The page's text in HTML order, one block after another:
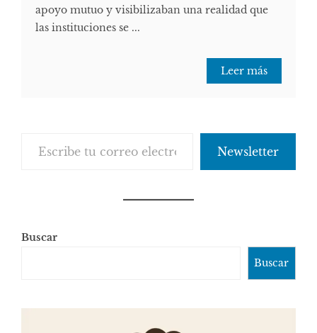
apoyo mutuo y visibilizaban una realidad que
las instituciones se ...
Leer más
Newsletter
Buscar
Buscar